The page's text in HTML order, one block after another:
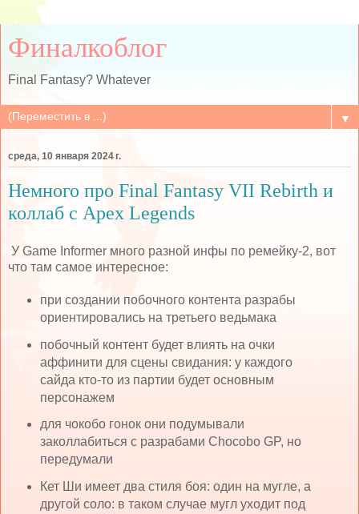
Финалкоблог
Final Fantasy? Whatever
▼
среда, 10 января 2024 г.
Немного про Final Fantasy VII Rebirth и
коллаб с Apex Legends
У Game Informer много разной инфы по ремейку-2, вот
что там самое интересное:
при создании побочного контента разрабы
ориентировались на третьего ведьмака
побочный контент будет влиять на очки
аффинити для сцены свидания: у каждого
сайда кто-то из партии будет основным
персонажем
для чокобо гонок они подумывали
заколлабиться с разрабами Chocobo GP, но
передумали
Кет Ши имеет два стиля боя: один на мугле, а
другой соло: в таком случае мугл уходит под